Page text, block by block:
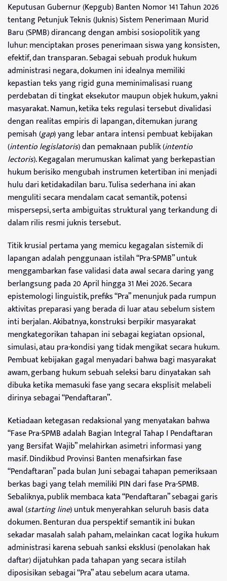
Keputusan Gubernur (Kepgub) Banten Nomor 141 Tahun 2026
tentang Petunjuk Teknis (Juknis) Sistem Penerimaan Murid
Baru (SPMB) dirancang dengan ambisi sosiopolitik yang
luhur: menciptakan proses penerimaan siswa yang konsisten,
efektif, dan transparan. Sebagai sebuah produk hukum
administrasi negara, dokumen ini idealnya memiliki
kepastian teks yang rigid guna meminimalisasi ruang
perdebatan di tingkat eksekutor maupun objek hukum, yakni
masyarakat. Namun, ketika teks regulasi tersebut divalidasi
dengan realitas empiris di lapangan, ditemukan jurang
pemisah (gap) yang lebar antara intensi pembuat kebijakan
(intentio legislatoris) dan pemaknaan publik (intentio
lectoris). Kegagalan merumuskan kalimat yang berkepastian
hukum berisiko mengubah instrumen ketertiban ini menjadi
hulu dari ketidakadilan baru. Tulisa sederhana ini akan
menguliti secara mendalam cacat semantik, potensi
mispersepsi, serta ambiguitas struktural yang terkandung di
dalam rilis resmi juknis tersebut.
Titik krusial pertama yang memicu kegagalan sistemik di
lapangan adalah penggunaan istilah “Pra-SPMB” untuk
menggambarkan fase validasi data awal secara daring yang
berlangsung pada 20 April hingga 31 Mei 2026. Secara
epistemologi linguistik, prefiks “Pra” menunjuk pada rumpun
aktivitas preparasi yang berada di luar atau sebelum sistem
inti berjalan. Akibatnya, konstruksi berpikir masyarakat
mengkategorikan tahapan ini sebagai kegiatan opsional,
simulasi, atau pra-kondisi yang tidak mengikat secara hukum.
Pembuat kebijakan gagal menyadari bahwa bagi masyarakat
awam, gerbang hukum sebuah seleksi baru dinyatakan sah
dibuka ketika memasuki fase yang secara eksplisit melabeli
dirinya sebagai “Pendaftaran”.
Ketiadaan ketegasan redaksional yang menyatakan bahwa
“Fase Pra-SPMB adalah Bagian Integral Tahap I Pendaftaran
yang Bersifat Wajib” melahirkan asimetri informasi yang
masif. Dindikbud Provinsi Banten menafsirkan fase
“Pendaftaran” pada bulan Juni sebagai tahapan pemeriksaan
berkas bagi yang telah memiliki PIN dari fase Pra-SPMB.
Sebaliknya, publik membaca kata “Pendaftaran” sebagai garis
awal (starting line) untuk menyerahkan seluruh basis data
dokumen. Benturan dua perspektif semantik ini bukan
sekadar masalah salah paham, melainkan cacat logika hukum
administrasi karena sebuah sanksi eksklusi (penolakan hak
daftar) dijatuhkan pada tahapan yang secara istilah
diposisikan sebagai “Pra” atau sebelum acara utama.